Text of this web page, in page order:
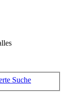
Suche